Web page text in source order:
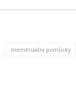
menstruační pomůcky